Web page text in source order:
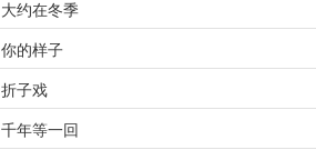
大约在冬季
你的样子
折子戏
千年等一回